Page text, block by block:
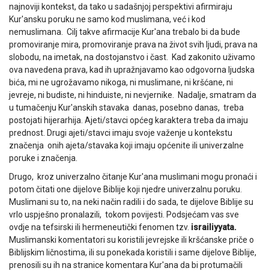
najnoviji kontekst, da tako u sadašnjoj perspektivi afirmiraju
Kur'ansku poruku ne samo kod muslimana, već i kod
nemuslimana. Cilj takve afirmacije Kur'ana trebalo bi da bude
promoviranje mira, promoviranje prava na život svih ljudi, prava na
slobodu, na imetak, na dostojanstvo i čast. Kad zakonito uživamo
ova navedena prava, kad ih upražnjavamo kao odgovorna ljudska
bića, mi ne ugrožavamo nikoga, ni muslimane, ni kršćane, ni
jevreje, ni budiste, ni hinduiste, ni nevjernike. Nadalje, smatram da
u tumačenju Kur'anskih stavaka danas, posebno danas, treba
postojati hijerarhija. Ajeti/stavci općeg karaktera treba da imaju
prednost. Drugi ajeti/stavci imaju svoje važenje u kontekstu
značenja onih ajeta/stavaka koji imaju općenite ili univerzalne
poruke i značenja.
Drugo, kroz univerzalno čitanje Kur'ana muslimani mogu pronaći i
potom čitati one dijelove Biblije koji njedre univerzalnu poruku.
Muslimani su to, na neki način radili i do sada, te dijelove Biblije su
vrlo uspješno pronalazili, tokom povijesti. Podsjećam vas sve
ovdje na tefsirski ili hermeneutički fenomen tzv. israiliyyata.
Muslimanski komentatori su koristili jevrejske ili kršćanske priče o
Biblijskim ličnostima, ili su ponekada koristili i same dijelove Biblije,
prenosili su ih na stranice komentara Kur'ana da bi protumačili